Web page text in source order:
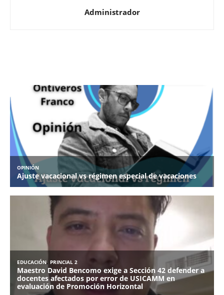
Administrador